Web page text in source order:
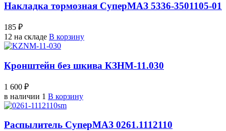
Накладка тормозная СуперМАЗ 5336-3501105-01
185 ₽
12 на складе В корзину
Кронштейн без шкива КЗНМ-11.030
1 600 ₽
в наличии 1 В корзину
Распылитель СуперМАЗ 0261.1112110